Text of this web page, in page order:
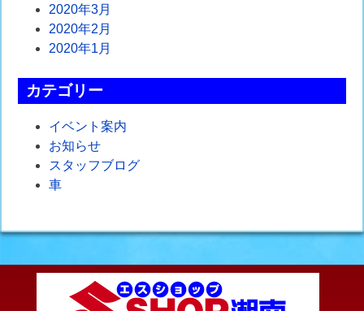
2020年3月
2020年2月
2020年1月
カテゴリー
イベント案内
お知らせ
スタッフブログ
車